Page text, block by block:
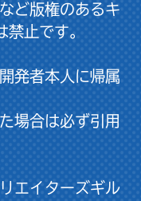
ど版権のあるキ
止です。
発者本人に帰属
場合は必ず引用
エイターズギル